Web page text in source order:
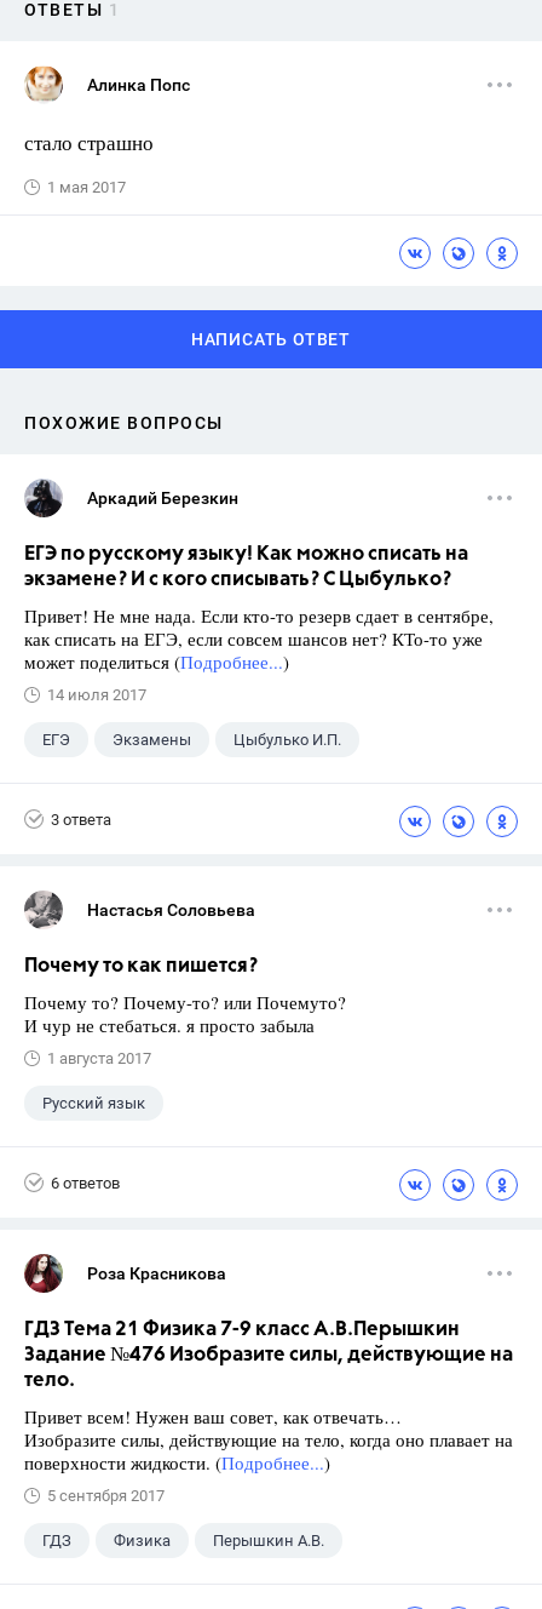
ОТВЕТЫ 1
Алинка Попс
стало страшно
1 мая 2017
НАПИСАТЬ ОТВЕТ
ПОХОЖИЕ ВОПРОСЫ
Аркадий Березкин
ЕГЭ по русскому языку! Как можно списать на
экзамене? И с кого списывать? С Цыбулько?
Привет! Не мне нада. Если кто-то резерв сдает в сентябре,
как списать на ЕГЭ, если совсем шансов нет? КТо-то уже
может поделиться (Подробнее...)
14 июля 2017
ЕГЭ Экзамены Цыбулько И.П.
3 ответа
Настасья Соловьева
Почему то как пишется?
Почему то? Почему-то? или Почемуто?
И чур не стебаться. я просто забыла
1 августа 2017
Русский язык
6 ответов
Роза Красникова
ГДЗ Тема 21 Физика 7-9 класс А.В.Перышкин
Задание №476 Изобразите силы, действующие на
тело.
Привет всем! Нужен ваш совет, как отвечать…
Изобразите силы, действующие на тело, когда оно плавает на
поверхности жидкости. (Подробнее...)
5 сентября 2017
ГДЗ Физика Перышкин А.В.